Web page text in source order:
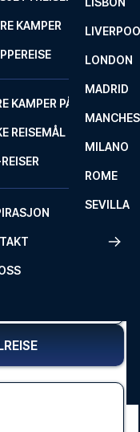
LONDON
MADRID
MILANO
ROME
SEVILLA
KAMPER
KAMPER PÅ ÉN REISE
REISEMÅL